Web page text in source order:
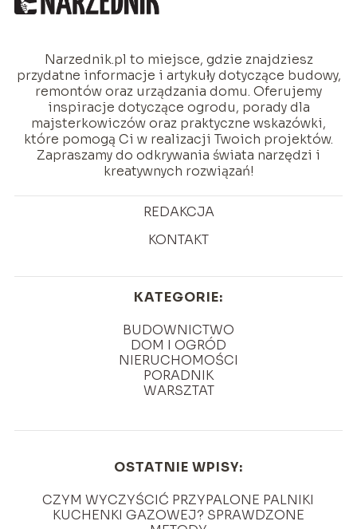
Narzednik.pl to miejsce, gdzie znajdziesz
przydatne informacje i artykuły dotyczące budowy,
remontów oraz urządzania domu. Oferujemy
inspiracje dotyczące ogrodu, porady dla
majsterkowiczów oraz praktyczne wskazówki,
które pomogą Ci w realizacji Twoich projektów.
Zapraszamy do odkrywania świata narzędzi i
kreatywnych rozwiązań!
REDAKCJA
KONTAKT
KATEGORIE:
BUDOWNICTWO
DOM I OGRÓD
NIERUCHOMOŚCI
PORADNIK
WARSZTAT
OSTATNIE WPISY:
CZYM WYCZYŚCIĆ PRZYPALONE PALNIKI
KUCHENKI GAZOWEJ? SPRAWDZONE